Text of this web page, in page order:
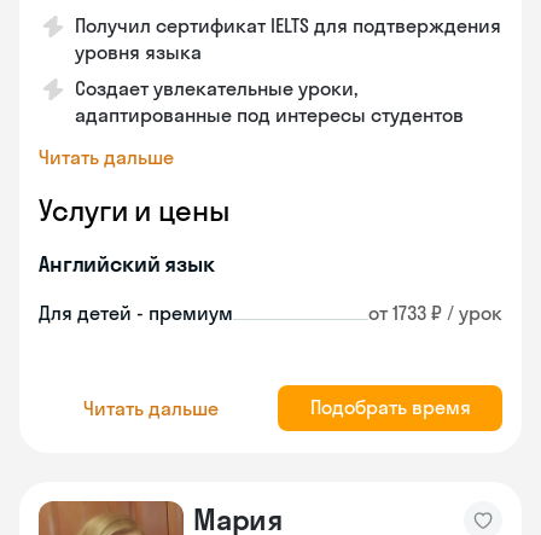
Получил сертификат IELTS для подтверждения
уровня языка
Создает увлекательные уроки,
адаптированные под интересы студентов
Читать дальше
Услуги и цены
Английский язык
Для детей - премиум от 1733 ₽ / урок
Читать дальше Подобрать время
Мария